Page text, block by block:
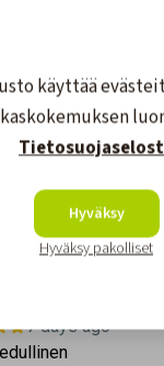
4.61608
Kirjoita arvostelu
7 days ago
käyttää
Hyväksy
Hyväksy pakolliset